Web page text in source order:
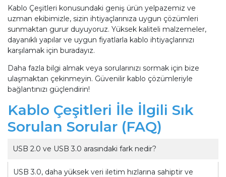
Kablo Çeşitleri konusundaki geniş ürün yelpazemiz ve
uzman ekibimizle, sizin ihtiyaçlarınıza uygun çözümleri
sunmaktan gurur duyuyoruz. Yüksek kaliteli malzemeler,
dayanıklı yapılar ve uygun fiyatlarla kablo ihtiyaçlarınızı
karşılamak için buradayız.
Daha fazla bilgi almak veya sorularınızı sormak için bize
ulaşmaktan çekinmeyin. Güvenilir kablo çözümleriyle
bağlantınızı güçlendirin!
Kablo Çeşitleri İle İlgili Sık
Sorulan Sorular (FAQ)
USB 2.0 ve USB 3.0 arasındaki fark nedir?
USB 3.0, daha yüksek veri iletim hızlarına sahiptir ve